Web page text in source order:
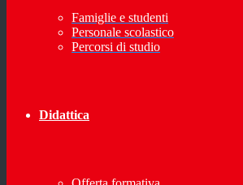
Famiglie e studenti
Personale scolastico
Percorsi di studio
Didattica